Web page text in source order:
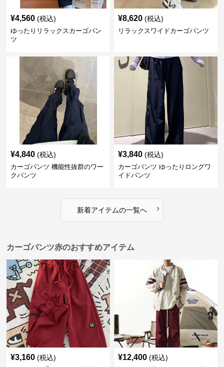
¥4,560 (税込)
ゆったりリラックスカーゴパン
ツ
¥8,620 (税込)
リラックスワイドカーゴパンツ
¥4,840 (税込)
カーゴパンツ 機能性抜群のワー
クパンツ
¥3,840 (税込)
カーゴパンツ ゆったりロングワ
イドパンツ
新着アイテムの一覧へ ›
カーゴパンツ赤のおすすめアイテム
¥3,160 (税込) ¥12,400 (税込)